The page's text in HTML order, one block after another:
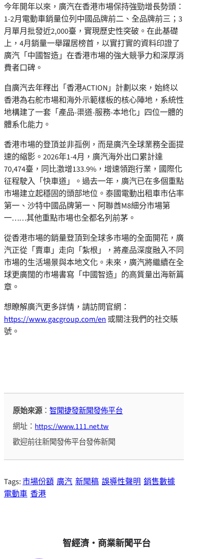
今年開年以來，廣汽在香港市場保持強勁增長勢頭：
1-2月電動車銷量位列中國品牌前二、全品牌前三；3
月單月批發近2,000臺，實現歷史性突破。在此基礎
上，4月銷量一舉躍居榜首，以實打實的資料印證了
廣汽「中國智造」在香港市場的強大競爭力和深厚消
費者口碑。
自廣汽去年釋出「香港ACTION」計劃以來，始終以
香港為右舵市場和海外示範樣板的核心陣地，系統性
地構建了一套「產品-渠道-服務-本地化」四位一體的
體系化能力。
香港市場的登頂並非孤例，而是廣汽全球業務全面提
速的縮影。2026年1-4月，廣汽海外出口累計達
70,474臺，同比激增133.9%，增速領跑行業，國際化
征程駛入「快車道」。過去一年，廣汽已在多個重點
市場建立起穩固的頭部地位。泰國電動出租車市佔率
第一、沙特中國品牌第一、阿聯酋M8細分市場第
一……其他重點市場也全都名列前茅。
從香港市場的銷量登頂到全球多市場的全面開花，廣
汽正從「賣車」走向「紮根」，將產品深度融入不同
市場的生活場景與本地文化。未來，廣汽將繼續在全
球更廣闊的市場書寫「中國智造」的高質量出海新篇
章。
想瞭解廣汽更多詳情，請訪問官網：
https://www.gacgroup.com/en 或關注我們的社交賬
號。
原始來源：智聞捷發新聞發佈平台
網址： https://www.111.net.tw
歡迎前往新聞發佈平台發佈新聞
Tags:市場份額 廣汽 新聞稿 誤導性聲明 銷售數據
電動車 香港
智經濟・商業新聞平台